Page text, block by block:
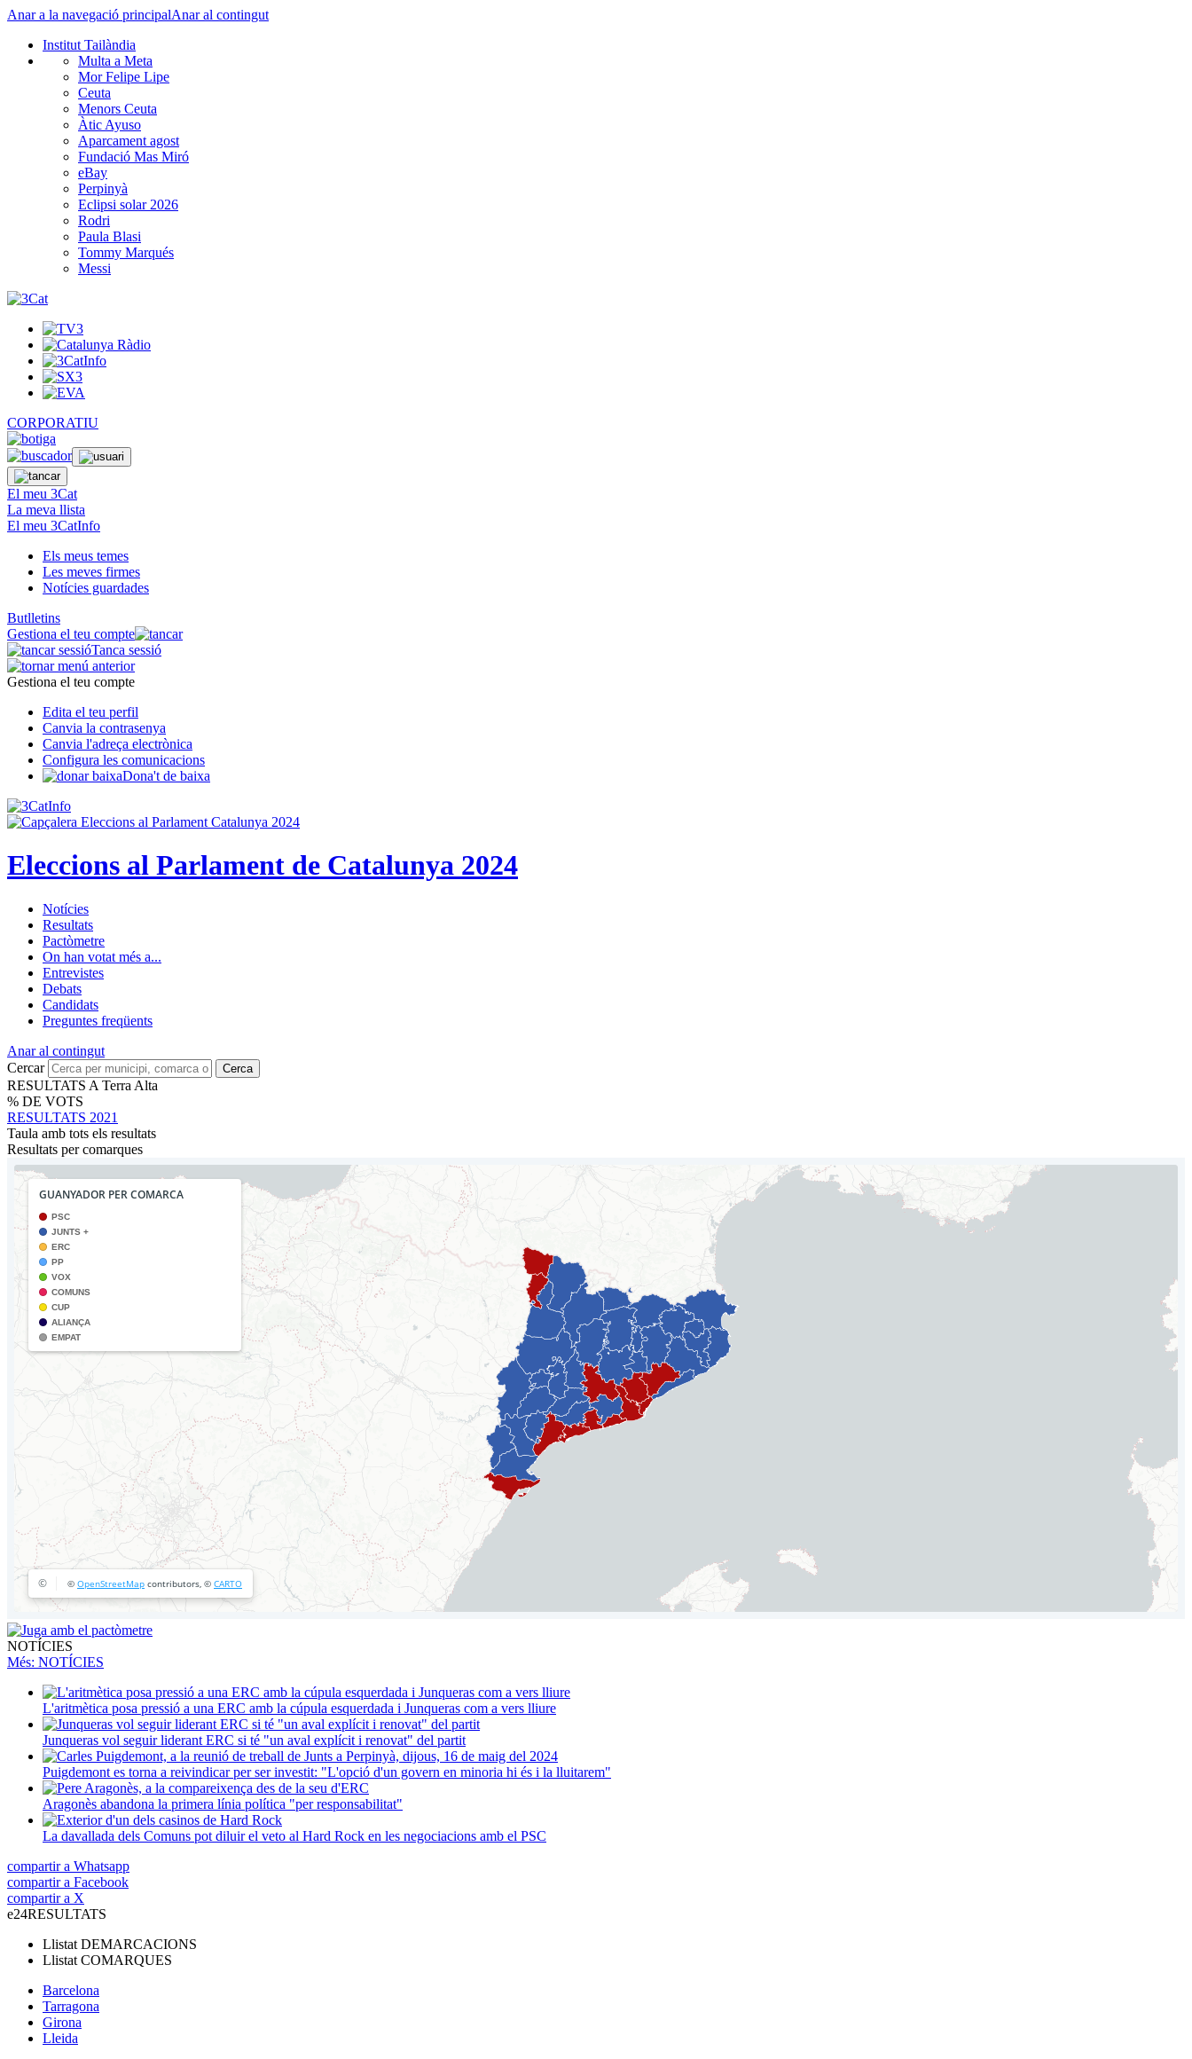
Anar a la navegació principalAnar al contingut
Institut Tailàndia
Multa a Meta
Mor Felipe Lipe
Ceuta
Menors Ceuta
Àtic Ayuso
Aparcament agost
Fundació Mas Miró
eBay
Perpinyà
Eclipsi solar 2026
Rodri
Paula Blasi
Tommy Marqués
Messi
CORPORATIU
El meu 3Cat
La meva llista
El meu 3CatInfo
Els meus temes
Les meves firmes
Notícies guardades
Butlletins
Gestiona el teu compte
Tanca sessió
Gestiona el teu compte
Edita el teu perfil
Canvia la contrasenya
Canvia l'adreça electrònica
Configura les comunicacions
Dona't de baixa
Eleccions al Parlament de Catalunya 2024
Notícies
Resultats
Pactòmetre
On han votat més a...
Entrevistes
Debats
Candidats
Preguntes freqüents
Anar al contingut
Cercar
Cerca
RESULTATS A Terra Alta
% DE VOTS
RESULTATS 2021
Taula amb tots els resultats
Resultats per comarques
NOTÍCIES
Més: NOTÍCIES
L'aritmètica posa pressió a una ERC amb la cúpula esquerdada i Junqueras com a vers lliure
Junqueras vol seguir liderant ERC si té "un aval explícit i renovat" del partit
Puigdemont es torna a reivindicar per ser investit: "L'opció d'un govern en minoria hi és i la lluitarem"
Aragonès abandona la primera línia política "per responsabilitat"
La davallada dels Comuns pot diluir el veto al Hard Rock en les negociacions amb el PSC
compartir a Whatsapp
compartir a Facebook
compartir a X
e24RESULTATS
Llistat DEMARCACIONS
Llistat COMARQUES
Barcelona
Tarragona
Girona
Lleida